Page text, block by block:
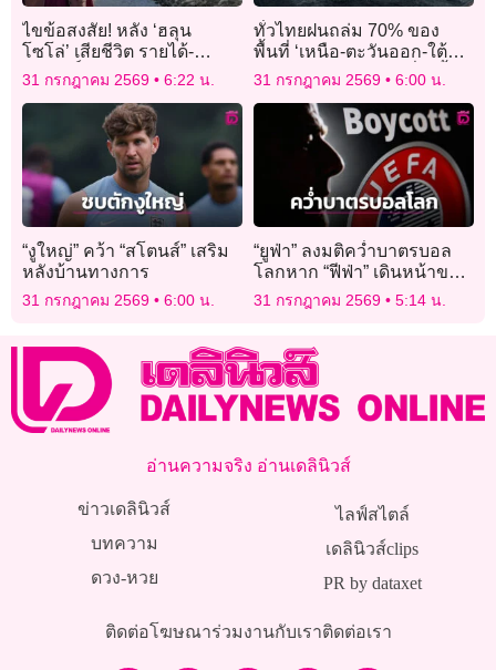
ไขข้อสงสัย! หลัง ‘ฮลุน
โซโล่’ เสียชีวิต รายได้-
ลิขสิทธิ์คลิป YouTube จะตก
เป็นของใคร
31 กรกฎาคม 2569 6:22 น.
ทั่วไทยฝนถล่ม 70% ของ
พื้นที่ ‘เหนือ-ตะวันออก-ใต้
ตะวันตก’ หนักมาก เสี่ยงน้ำ
ท่วมฉับพลัน
31 กรกฎาคม 2569 6:00 น.
“งูใหญ่” คว้า “สโตนส์” เสริม
หลังบ้านทางการ
31 กรกฎาคม 2569 6:00 น.
“ยูฟ่า” ลงมติคว่ำบาตรบอล
โลกหาก “ฟีฟ่า” เดินหน้าขาย
หุ้นให้นักลงทุน
31 กรกฎาคม 2569 5:14 น.
อ่านความจริง อ่านเดลินิวส์
ข่าวเดลินิวส์
บทความ
ดวง-หวย
ไลฟ์สไตล์
เดลินิวส์clips
PR by dataxet
ติดต่อโฆษณาร่วมงานกับเราติดต่อเรา